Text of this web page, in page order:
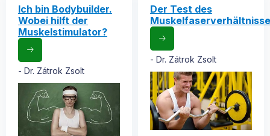
Ich bin Bodybuilder.
Wobei hilft der
Muskelstimulator?
Dr. Zátrok Zsolt
Der Test des
Dr. Zátrok Zsolt